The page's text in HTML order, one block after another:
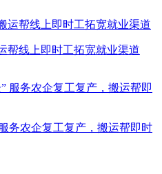
帮线上即时工拓宽就业渠道
务农企复工复产，搬运帮即时